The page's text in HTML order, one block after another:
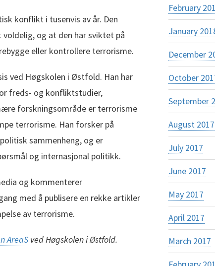
konflikt i tusenvis av år. Den
og at den har sviktet på
eller kontrollere terrorisme.
ved Høgskolen i Østfold. Han har
freds- og konfliktstudier,
forskningsområde er terrorisme
terrorisme. Han forsker på
sammenheng, og er
og internasjonal politikk.
og kommenterer
med å publisere en rekke artikler
av terrorisme.
AreaS ved Høgskolen i Østfold.
February
January
December
October
September
August 2017
July 2017
June 2017
May 2017
April 2017
March 2017